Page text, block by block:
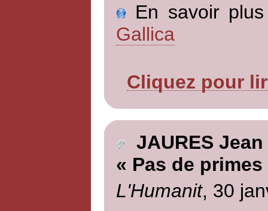
En savoir
Gallica
Cliquez pour
JAURES Jean
« Pas de primes
L'Humanit, 30